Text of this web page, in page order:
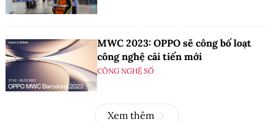
MWC 2023: OPPO sẽ công bố loạt
công nghệ cải tiến mới
CÔNG NGHỆ SỐ
Xem thêm